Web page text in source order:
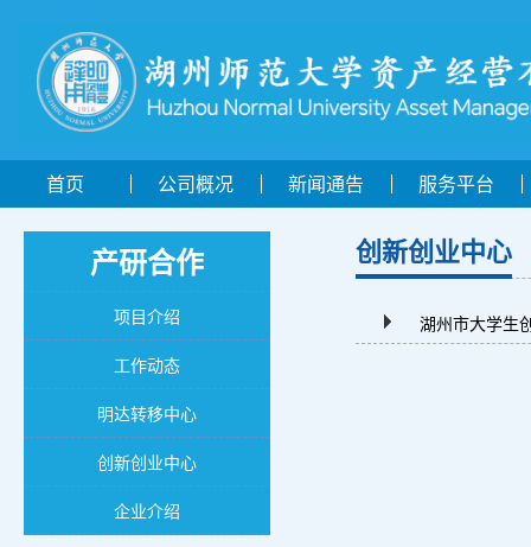
首页 公司概况 新闻通告 服务平台
产研合作
项目介绍
工作动态
明达转移中心
创新创业中心
企业介绍
创新创业中心
湖州市大学生